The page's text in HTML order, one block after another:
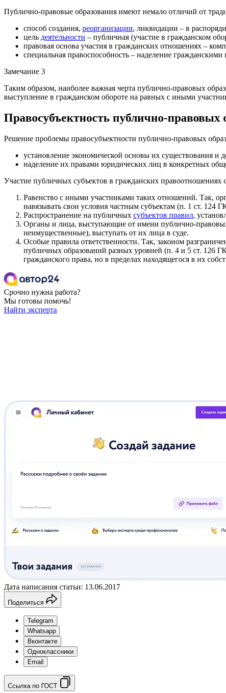
Публично-правовые образования имеют немало отличий от
способ создания, реорганизации, ликвидации – в
цель деятельности – публичная (участие в гражданском
правовая основа участия в гражданских отношениях –
специальная правоспособность – наделение
Замечание 3
Таким образом, наиболее важная черта публично-правовых
выступление в гражданском обороте на равных с иными
Правосубъектность публично-правовых
Решение проблемы правосубъектности публично-правовых
установление экономической основы их существования и
наделение их правами юридических лиц в конкретных
Участие публичных субъектов в гражданских
Равенство с иными участниками таких отношений. Так,
навязывать свои условия частным субъектам (п. 1 ст. 124
Распространение на публичных субъектов правил,
Органы и лица, выступающие от имени публично-
неимущественные), выступать от их лица в суде.
Особые правила ответственности. Так, законом
публичных образований разных уровней (п. 4 и 5 ст. 126
гражданского права, но в пределах находящегося в их
Срочно нужна работа?
Мы готовы помочь!
Найти эксперта
Дата написания статьи: 13.06.2017
Поделиться
Telegram
Whatsapp
Вконтакте
Одноклассники
Email
Ссылка по ГОСТ